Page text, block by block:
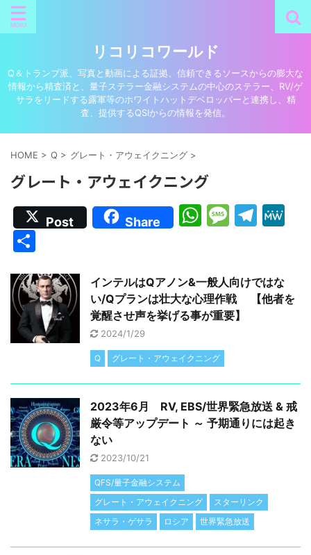
リコリコワールド
Q＆トランプ派、写真と動画による証拠、信頼できるソースからの膨大な
情報から精査済と、量子ステラー金融システムの中心のステラー、RV/ゲ
サラをリードする露軍等のホワイトハットデベロッパーと連携し、精
査、提供するQSIからの情報を発信。
HOME > Q > グレート・アウェイクニング >
グレート・アウェイクニング
Post Share
W
s
A
p
p
M
s
a
g
T
gr
a
インテルはQアノン&一般人向けではな
い/Qプランは壮大な心理作戦 【他者を
覚醒させ声を挙げる事が重要】
2024/1/29
Q グレート・アウェイクニング
2023年6月 RV, EBS/世界緊急放送 & 戒
厳令等アップデート ～ 予期通りには起き
ない
2023/10/21
QFS/量子金融システム
グレート・アウェイクニング
スターリンク
ネサラ・ゲサラ
ロシア 世界緊急放送